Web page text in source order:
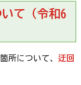
て（令和6
所について、 迂回